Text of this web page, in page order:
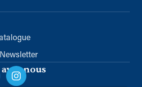
nous